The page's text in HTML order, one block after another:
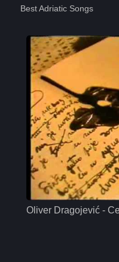
Best Adriatic Songs
Oliver Dragojević -